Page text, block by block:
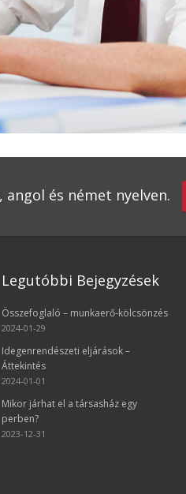
és német nyelven.
Legutóbbi Bejegyzések
Összefoglaló – munkaerő-kölcsönzés
2024-01-29
Idegenrendészeti eljárások –
Áttekintés
2024-01-01
Mikor járhat el a társasház egy
perben?
2023-12-31